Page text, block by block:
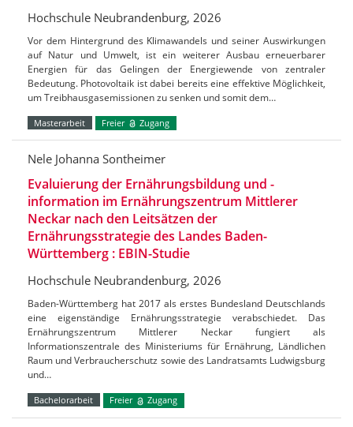
Hochschule Neubrandenburg, 2026
Vor dem Hintergrund des Klimawandels und seiner Auswirkungen
auf Natur und Umwelt, ist ein weiterer Ausbau erneuerbarer
Energien für das Gelingen der Energiewende von zentraler
Bedeutung. Photovoltaik ist dabei bereits eine effektive Möglichkeit,
um Treibhausgasemissionen zu senken und somit dem…
Masterarbeit Freier Zugang
Nele Johanna Sontheimer
Evaluierung der Ernährungsbildung und -
information im Ernährungszentrum Mittlerer
Neckar nach den Leitsätzen der
Ernährungsstrategie des Landes Baden-
Württemberg : EBIN-Studie
Hochschule Neubrandenburg, 2026
Baden-Württemberg hat 2017 als erstes Bundesland Deutschlands
eine eigenständige Ernährungsstrategie verabschiedet. Das
Ernährungszentrum Mittlerer Neckar fungiert als
Informationszentrale des Ministeriums für Ernährung, Ländlichen
Raum und Verbraucherschutz sowie des Landratsamts Ludwigsburg
und…
Bachelorarbeit Freier Zugang